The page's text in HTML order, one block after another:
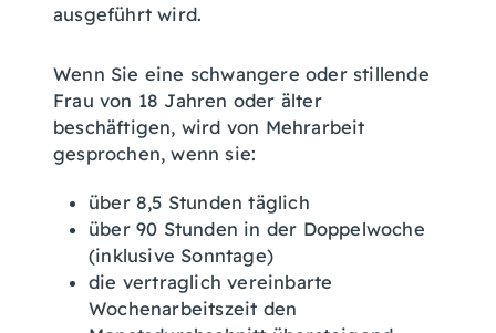
ausgeführt wird.
Wenn Sie eine schwangere oder stillende
Frau von 18 Jahren oder älter
beschäftigen, wird von Mehrarbeit
gesprochen, wenn sie:
über 8,5 Stunden täglich
über 90 Stunden in der Doppelwoche
(inklusive Sonntage)
die vertraglich vereinbarte
Wochenarbeitszeit den